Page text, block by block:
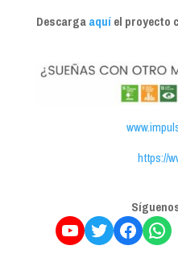
Descargaaquíel proyecto
https://
YouTube
TwitterFacebook